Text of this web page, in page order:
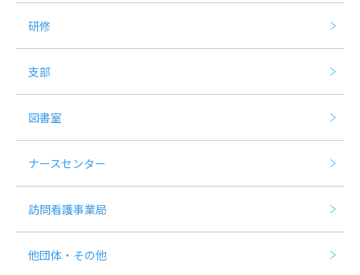
研修
支部
図書室
ナースセンター
訪問看護事業局
他団体・その他